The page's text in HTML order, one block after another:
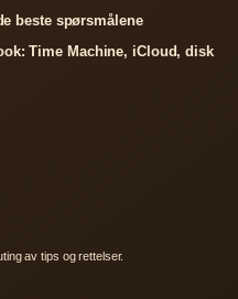
beste spørsmålene
Time Machine, iCloud, disk
av tips og rettelser.